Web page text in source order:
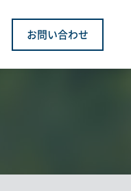
お問い合わせ